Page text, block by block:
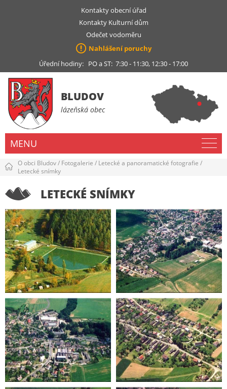
Kontakty obecní úřad
Kontakty Kulturní dům
Odečet vodoměru
Nahlášení poruchy
Úřední hodiny: PO a ST: 7:30 - 11:30, 12:30 - 17:00
BLUDOV
lázeňská obec
MENU
O obci Bludov/ Fotogalerie / Letecké a panoramatické fotografie /
Letecké snímky
LETECKÉ SNÍMKY